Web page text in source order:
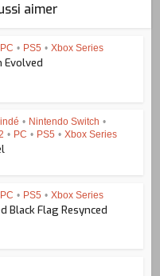
aimer
PC • PS5 • Xbox Series
Evolved
indé • Nintendo Switch •
• PC • PS5 • Xbox Series
PC • PS5 • Xbox Series
Black Flag Resynced